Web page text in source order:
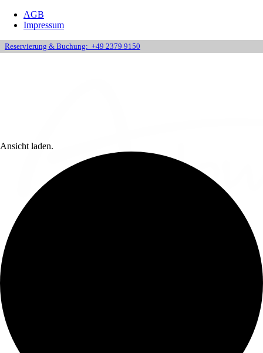
AGB
Impressum
Reservierung & Buchung: +49 2379 9150
Ansicht laden.